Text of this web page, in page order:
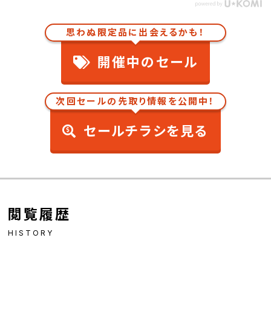
思わぬ限定品に出会えるかも！
開催中のセール
次回セールの先取り情報を公開中！
セールチラシを見る
閲覧履歴
HISTORY